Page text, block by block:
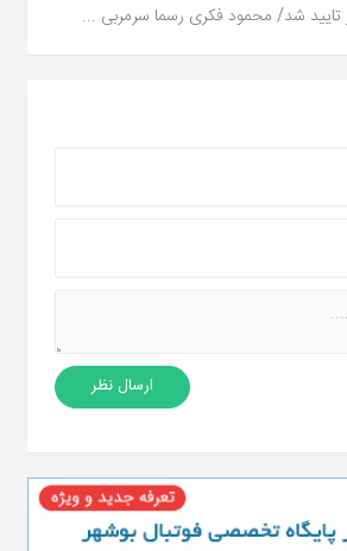
تایید شد/ محمود فکری رسما سرمربی ...